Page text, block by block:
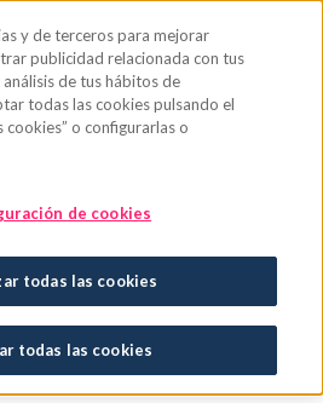
también
llévate
irrigador
y de terceros para mejorar
publicidad relacionada con tus
de tus hábitos de
todas las cookies pulsando el
o configurarlas o
de cookies
todas las cookies
todas las cookies